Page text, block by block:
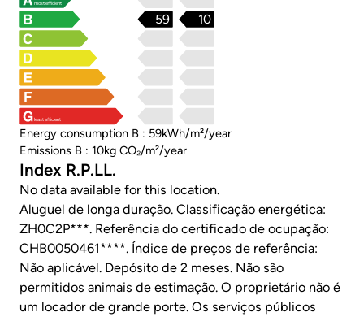
most efficient
least efficient
10
59
Energy consumption B : 59kWh/m²/year
Emissions B : 10kg CO₂/m²/year
Index R.P.LL.
No data available for this location.
Aluguel de longa duração. Classificação energética:
ZH0C2P***. Referência do certificado de ocupação:
CHB0050461****. Índice de preços de referência:
Não aplicável. Depósito de 2 meses. Não são
permitidos animais de estimação. O proprietário não é
um locador de grande porte. Os serviços públicos